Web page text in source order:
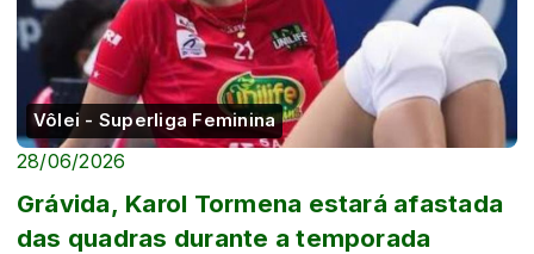
Vôlei - Superliga Feminina
28/06/2026
Grávida, Karol Tormena estará afastada
das quadras durante a temporada